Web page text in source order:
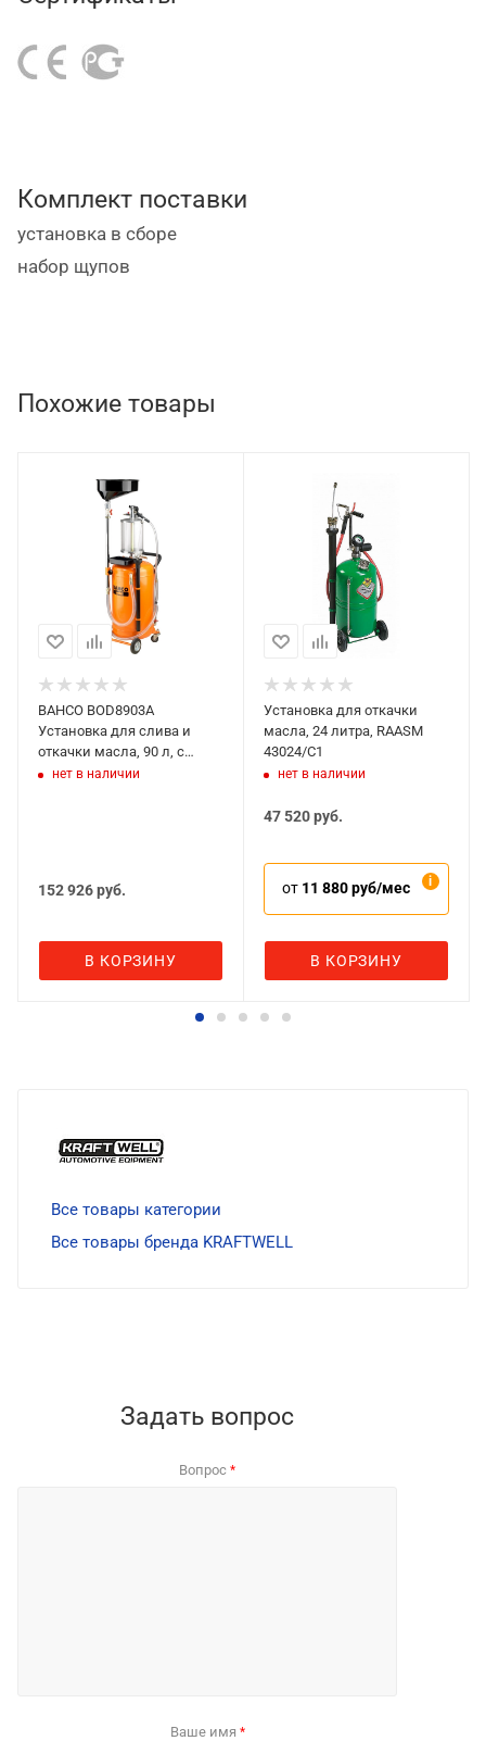
автомобиля масла. Также установка
укомплектована манометром, шлангом длиной 1,5
м, ручкой и колесами для удобства
Комплект поставки
установка в сборе
набор щупов
Похожие товары
BAHCO BOD8903A
Установка для слива и
откачки масла, 90 л, с
предкамерой
нет в наличии
152 926руб.
В КОРЗИНУ
Установка для откачки
масла, 24 литра, RAASM
43024/C1
нет в наличии
47 520руб.
от 11 880 руб/мес
В КОРЗИНУ
Все товары категории
Все товары бренда KRAFTWELL
Задать вопрос
Вопрос *
Ваше имя *